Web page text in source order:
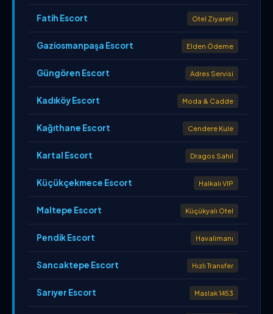
Fatih Escort Otel Ziyareti
Gaziosmanpaşa Escort Elden Ödeme
Güngören Escort Adres Servisi
Kadıköy Escort Moda & Cadde
Kağıthane Escort Cendere Kule
Kartal Escort Dragos Sahil
Küçükçekmece Escort Halkalı VIP
Maltepe Escort Küçükyalı Otel
Pendik Escort Havalimanı
Sancaktepe Escort Hızlı Transfer
Sarıyer Escort Maslak 1453